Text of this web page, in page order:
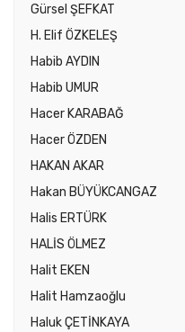
Gürsel ŞEFKAT
H. Elif ÖZKELEŞ
Habib AYDIN
Habib UMUR
Hacer KARABAĞ
Hacer ÖZDEN
HAKAN AKAR
Hakan BÜYÜKCANGAZ
Halis ERTÜRK
HALİS ÖLMEZ
Halit EKEN
Halit Hamzaoğlu
Haluk ÇETİNKAYA